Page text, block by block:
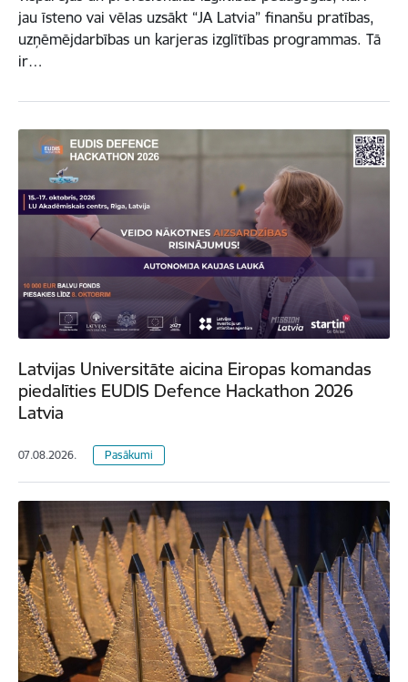
jau īsteno vai vēlas uzsākt “JA Latvia” finanšu pratības,
uzņēmējdarbības un karjeras izglītības programmas. Tā
ir…
Latvijas Universitāte aicina Eiropas komandas
piedalīties EUDIS Defence Hackathon 2026
Latvia
07.08.2026. Pasākumi